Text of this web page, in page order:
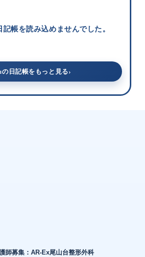
帳を読み込めませんでした。
の日記帳をもっと見る ›
師募集：AR-Ex尾山台整形外科